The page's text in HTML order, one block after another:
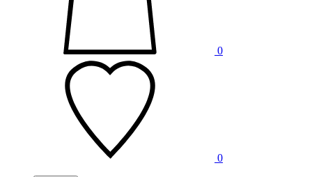
0
0